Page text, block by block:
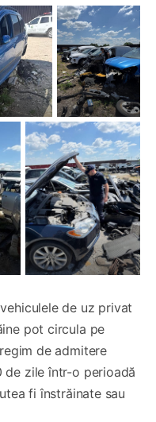
de uz privat
pot circula pe
de admitere
de zile într-o perioadă
fi înstrăinate sau